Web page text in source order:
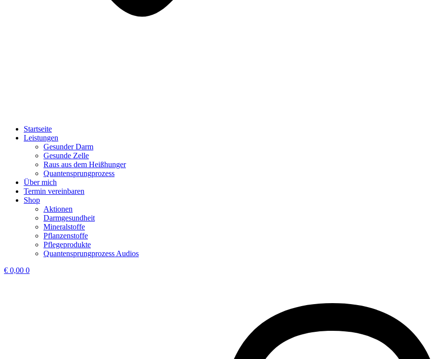
Startseite
Leistungen
Gesunder Darm
Gesunde Zelle
Raus aus dem Heißhunger
Quantensprungprozess
Über mich
Termin vereinbaren
Shop
Aktionen
Darmgesundheit
Mineralstoffe
Pflanzenstoffe
Pflegeprodukte
Quantensprungprozess Audios
€ 0,00 0